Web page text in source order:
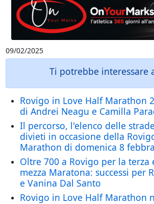
09/02/2025
Ti potrebbe interessare
Rovigo in Love Half Marathon
di Andrei Neagu e Camilla
Il percorso, l'elenco delle
divieti in occasione della
Marathon di domenica 8
Oltre 700 a Rovigo per la terza
mezza Maratona: successi per
e Vanina Dal Santo
Rovigo in Love Half Marathon